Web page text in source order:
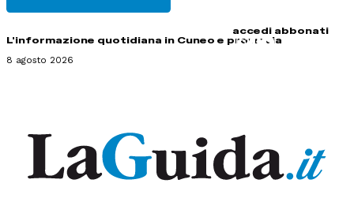
accedi abbonati
L'informazione quotidiana in Cuneo e provincia
8 agosto 2026